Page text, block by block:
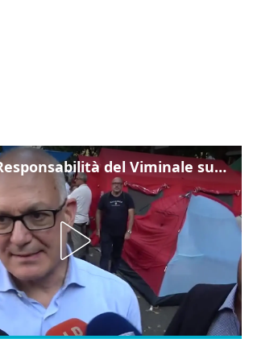
Gualtieri: "Responsabilità del Viminale su Spin Time? La posizione dei partiti è nota"